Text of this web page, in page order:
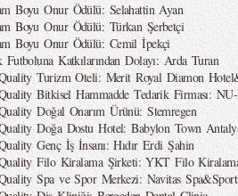
Boyu Onur Ödülü: Selahattin Ayan
Boyu Onur Ödülü: Türkan Şerbetçi
Boyu Onur Ödülü: Cemil İpekçi
Futboluna Katkılarından Dolayı: Arda Turan
Turizm Oteli: Merit Royal Diamon
Bitkisel Hammadde Tedarik Firması:
Doğal Onarım Ürünü: Stemregen
Doğa Dostu Hotel: Babylon Town
Genç İş İnsanı: Hıdır Erdi Şahin
Filo Kiralama Şirketi: YKT Filo
Spa ve Spor Merkezi: Navitas